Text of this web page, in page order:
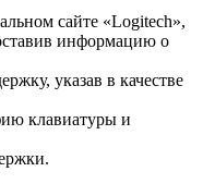
сайте «Logitech»,
информацию о
указав в качестве
клавиатуры и